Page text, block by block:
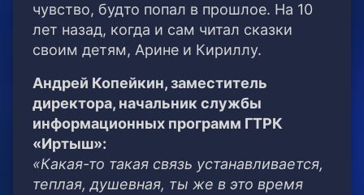
чувство, будто попал в прошлое. На 10
лет назад, когда и сам читал сказки
своим детям, Арине и Кириллу.
Андрей Копейкин, заместитель
директора, начальник службы
информационных программ ГТРК
«Иртыш»:
«Какая-то такая связь устанавливается,
теплая, душевная, ты же в это время